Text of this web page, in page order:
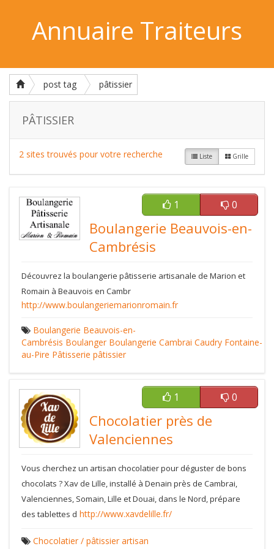
Annuaire Traiteurs
post tag pâtissier
PÂTISSIER
Liste Grille
2 sites trouvés pour votre recherche
1 0
Boulangerie Beauvois-en-
Cambrésis
Découvrez la boulangerie pâtisserie artisanale de Marion et
Romain à Beauvois en Cambr
http://www.boulangeriemarionromain.fr
Boulangerie Beauvois-en-
Cambrésis Boulanger Boulangerie Cambrai Caudry Fontaine-
au-Pire Pâtisserie pâtissier
1 0
Chocolatier près de
Valenciennes
Vous cherchez un artisan chocolatier pour déguster de bons
chocolats ? Xav de Lille, installé à Denain près de Cambrai,
Valenciennes, Somain, Lille et Douai, dans le Nord, prépare
des tablettes d http://www.xavdelille.fr/
Chocolatier / pâtissier artisan